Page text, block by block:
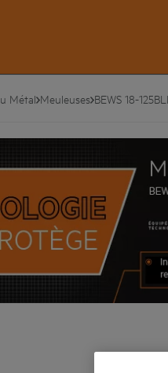
Métal Meuleuses BEWS 18-